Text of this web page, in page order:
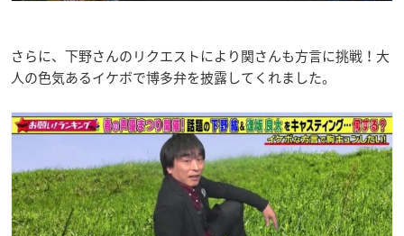
さらに、下野さんのリクエストにより関さんも方言に挑戦！大
人の色気あるイケボで博多弁を披露してくれました。